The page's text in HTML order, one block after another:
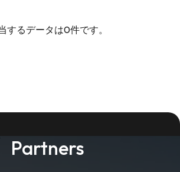
するデータは0件です。
Partners